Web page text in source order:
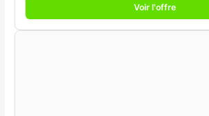
Voir l'offre